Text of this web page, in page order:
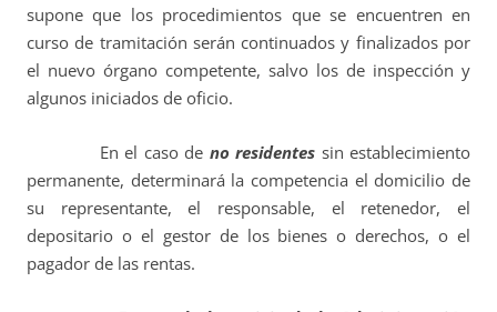
supone que los procedimientos que se encuentren en
curso de tramitación serán continuados y finalizados por
el nuevo órgano competente, salvo los de inspección y
algunos iniciados de oficio.
En el caso de no residentes sin establecimiento
permanente, determinará la competencia el domicilio de
su representante, el responsable, el retenedor, el
depositario o el gestor de los bienes o derechos, o el
pagador de las rentas.